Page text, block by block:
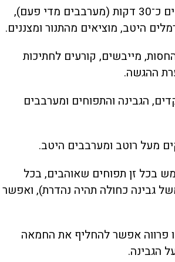
3. אופים את התפוחים כ־30 דקות (מערבבים מדי פעם),
היטב, מוציאים מהתנור ומצננים.
מייבשים, קורעים לחתיכות
ההגשה.
הגבינה והתפוחים ומערבבים
בכל זן תפוחים שאוהבים, בכל
גבינה כחולה תהיה נהדרת), ואפשר
פרווה אפשר להחליף את החמאה
הגבינה.